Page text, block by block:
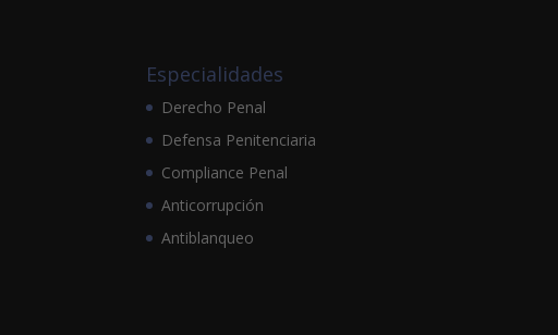
Especialidades
Derecho Penal
Defensa Penitenciaria
Compliance Penal
Anticorrupción
Antiblanqueo